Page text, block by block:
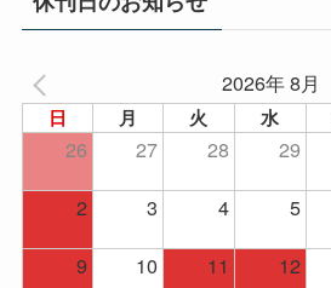
ブ
2026年 8月
日 月 火 水
26 27 28 29
2
3 4 5
9
10 11 12